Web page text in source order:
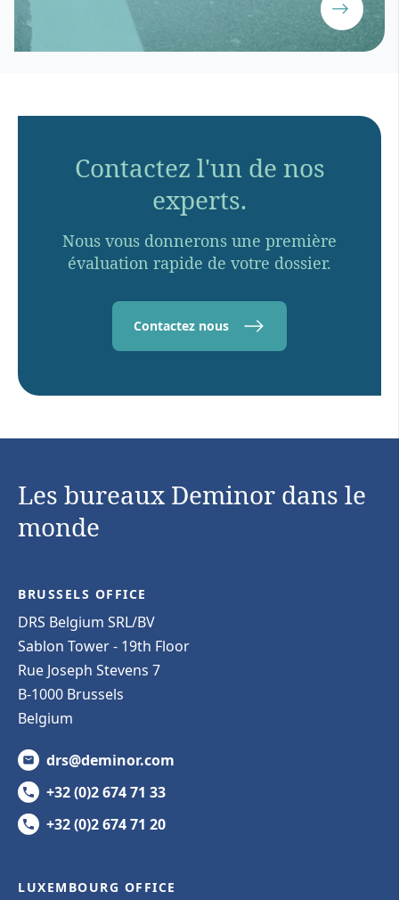
Contactez l'un de nos
experts.
Nous vous donnerons une première
évaluation rapide de votre dossier.
Contactez nous
Les bureaux Deminor dans le
monde
BRUSSELS OFFICE
DRS Belgium SRL/BV
Sablon Tower - 19th Floor
Rue Joseph Stevens 7
B-1000 Brussels
Belgium
drs@deminor.com
+32 (0)2 674 71 33
+32 (0)2 674 71 20
LUXEMBOURG OFFICE